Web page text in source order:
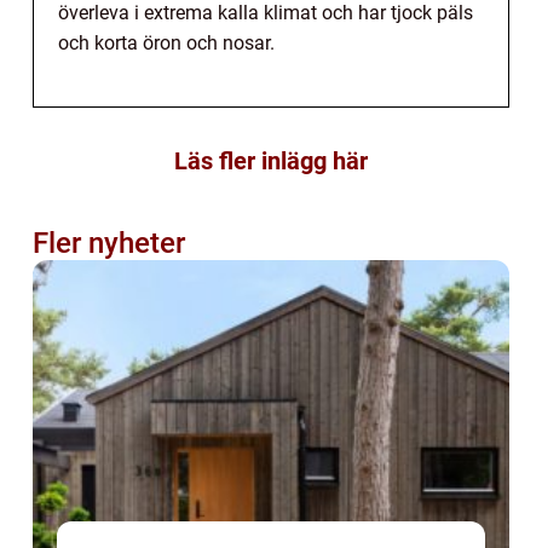
överleva i extrema kalla klimat och har tjock päls
och korta öron och nosar.
Läs fler inlägg här
Fler nyheter